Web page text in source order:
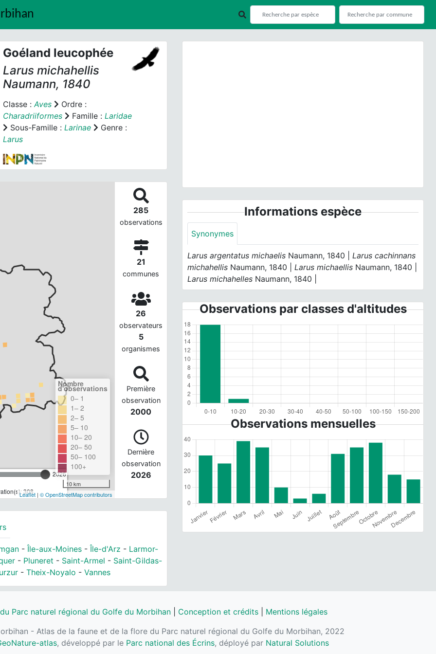
Goéland leucophée
Larus michahellis
Naumann, 1840
Classe :Aves
Ordre :
Charadriiformes
Famille : Laridae
Sous-Famille : Larinae
Genre :
Larus
2026
308
Nombre
d'observations
0– 1
1– 2
2– 5
5– 10
10– 20
20– 50
50– 100
100+
10 km
Leaflet| © OpenStreetMap contributors
285
observations
21
communes
26
observateurs
5
organismes
Première
observation
2000
Dernière
observation
2026
-Île-aux-Moines -Île-d'Arz - Larmor-
- Pluneret - Saint-Armel - Saint-Gildas-
- Theix-Noyalo - Vannes
Informations espèce
Synonymes
Larus argentatus michaelis Naumann, 1840 |Larus cachinnans
michahellis Naumann, 1840 |Larus michaellis Naumann, 1840 |
Larus michahelles Naumann, 1840 |
Observations par classes d'altitudes
Observations mensuelles
Parc naturel régional du Golfe du Morbihan| Conception et crédits| Mentions légales
- Atlas de la faune et de la flore du Parc naturel régional du Golfe du Morbihan, 2022
atlas, développé par le Parc national des Écrins, déployé par Natural Solutions